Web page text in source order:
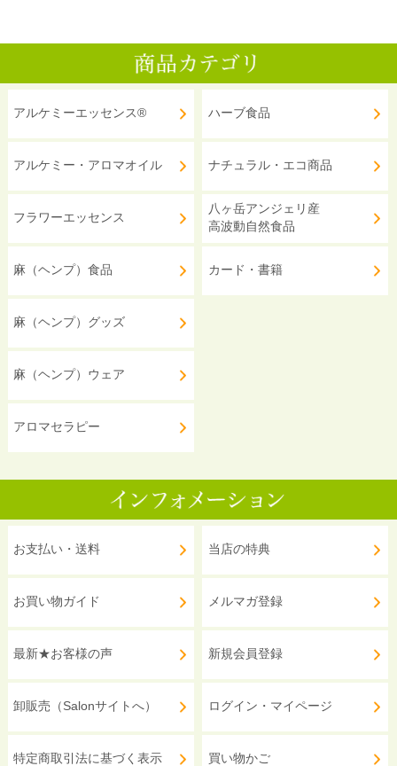
アルケミーエッセンス®
アルケミー・アロマオイル
フラワーエッセンス
麻（ヘンプ）食品
麻（ヘンプ）グッズ
麻（ヘンプ）ウェア
アロマセラピー
ハーブ食品
ナチュラル・エコ商品
八ヶ岳アンジェリ産
高波動自然食品
カード・書籍
お支払い・送料
お買い物ガイド
最新★お客様の声
卸販売（Salonサイトへ）
特定商取引法に基づく表示
当店の特典
メルマガ登録
新規会員登録
ログイン・マイページ
買い物かご